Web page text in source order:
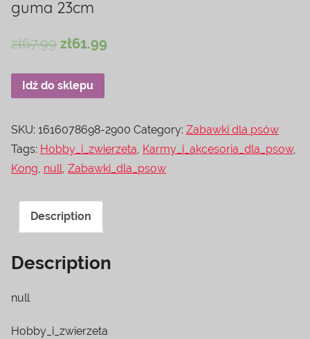
guma 23cm
zł67.99 zł61.99
Idź do sklepu
SKU: 1616078698-2900 Category: Zabawki dla psów
Tags: Hobby_i_zwierzeta, Karmy_i_akcesoria_dla_psow,
Kong, null, Zabawki_dla_psow
Description
Description
null
Hobby_i_zwierzeta